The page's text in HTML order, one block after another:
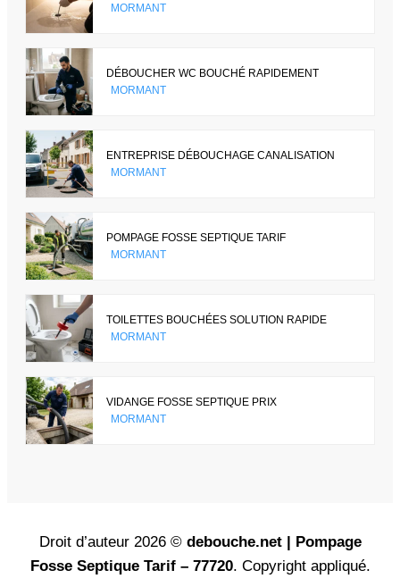
MORMANT
DÉBOUCHER WC BOUCHÉ RAPIDEMENT
MORMANT
ENTREPRISE DÉBOUCHAGE CANALISATION
MORMANT
POMPAGE FOSSE SEPTIQUE TARIF
MORMANT
TOILETTES BOUCHÉES SOLUTION RAPIDE
MORMANT
VIDANGE FOSSE SEPTIQUE PRIX
MORMANT
Droit d’auteur 2026 © debouche.net | Pompage
Fosse Septique Tarif – 77720. Copyright appliqué.